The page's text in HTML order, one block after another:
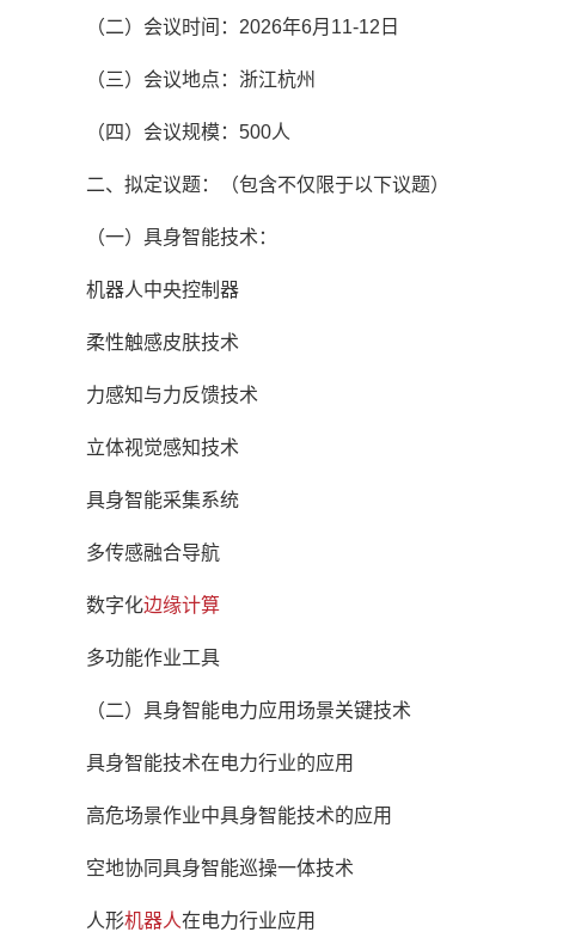
（二）会议时间：2026年6月11-12日
（三）会议地点：浙江杭州
（四）会议规模：500人
二、拟定议题：（包含不仅限于以下议题）
（一）具身智能技术：
机器人中央控制器
柔性触感皮肤技术
力感知与力反馈技术
立体视觉感知技术
具身智能采集系统
多传感融合导航
数字化边缘计算
多功能作业工具
（二）具身智能电力应用场景关键技术
具身智能技术在电力行业的应用
高危场景作业中具身智能技术的应用
空地协同具身智能巡操一体技术
人形机器人在电力行业应用